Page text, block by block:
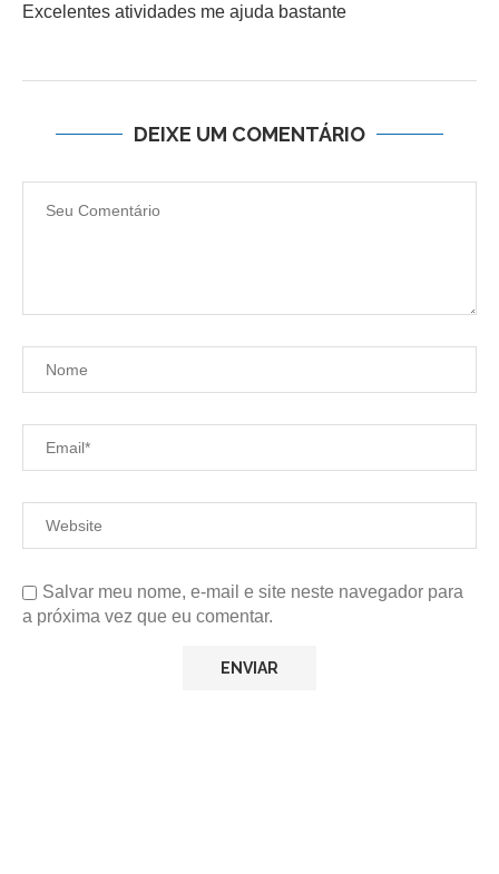
Excelentes atividades me ajuda bastante
DEIXE UM COMENTÁRIO
Salvar meu nome, e-mail e site neste navegador para
a próxima vez que eu comentar.